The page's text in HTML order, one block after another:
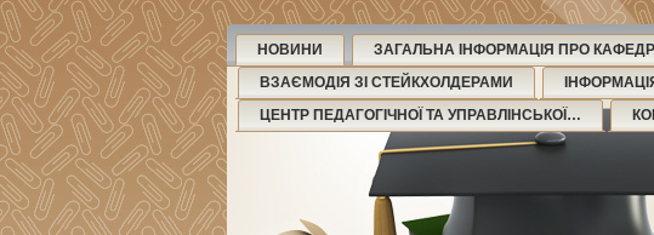
НОВИНИ ЗАГАЛЬНА ІНФОРМАЦІЯ ПРО
ВЗАЄМОДІЯ ЗІ СТЕЙКХОЛДЕРАМИ
ЦЕНТР ПЕДАГОГІЧНОЇ ТА УПРАВЛІНСЬКОЇ…